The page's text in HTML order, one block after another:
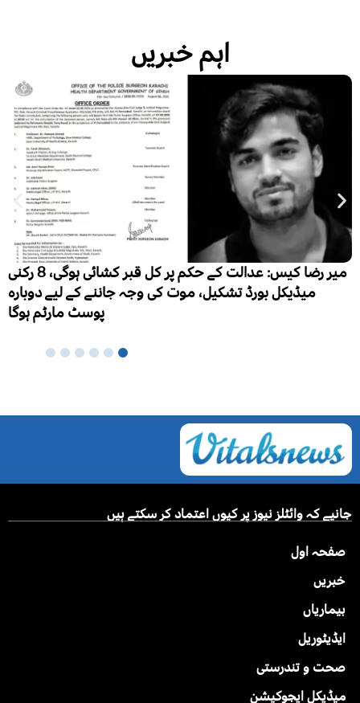
اہم خبریں
میر رضا کیس: عدالت کے حکم پر کل قبر کشائی ہوگی، 8 رکنی
کی وجہ جاننے کے لیے دوبارہ
جانیے کہ وائٹلز نیوز پر کیوں اعتماد کر سکتے ہیں
صفحہ اول
خبریں
بیماریاں
ایڈیٹوریل
صحت و تندرستی
میڈیکل ایجوکیشن